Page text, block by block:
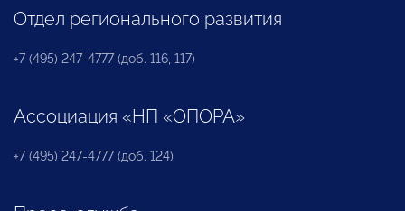
Отдел регионального развития
+7 (495) 247-4777 (доб. 116, 117)
Ассоциация «НП «ОПОРА»
+7 (495) 247-4777 (доб. 124)